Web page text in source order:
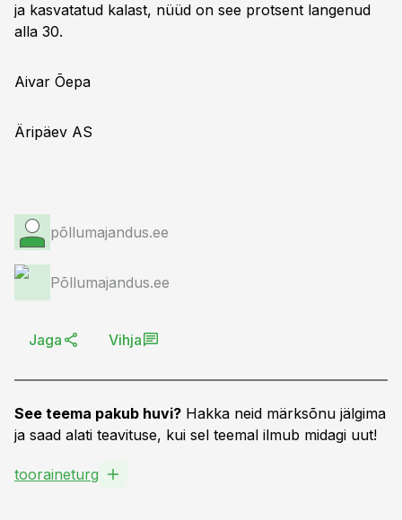
ja kasvatatud kalast, nüüd on see protsent langenud
alla 30.
Aivar Õepa
Äripäev AS
põllumajandus.ee
Põllumajandus.ee
Jaga Vihja
See teema pakub huvi? Hakka neid märksõnu jälgima
ja saad alati teavituse, kui sel teemal ilmub midagi uut!
tooraineturg